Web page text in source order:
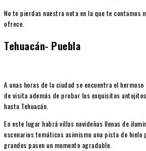
No te pierdas nuestra nota en la que te contamos
ofrece.
Tehuacán- Puebla
A unas horas de la ciudad se encuentra el
de visita además de probar los exquisitos
hasta Tehuacán.
En este lugar habrá villas navideñas llenas de
escenarios temáticos asimismo una pista de hielo
grandes pasen un momento agradable.